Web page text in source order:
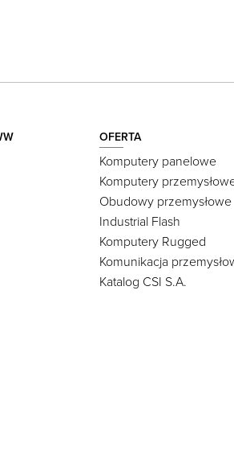
OFERTA
Komputery panelowe
Komputery
Obudowy przemysłowe
Industrial Flash
Komputery Rugged
Komunikacja
Katalog CSI S.A.